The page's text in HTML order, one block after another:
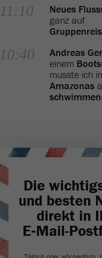
11:10 Neues
ganz auf
10:40 Andreas
einem
musste ich
Amazonas
schwimmen
Die
und besten
direkt in
E‑Mail-